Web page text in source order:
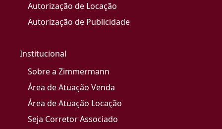
Autorização de Locação
Autorização de Publicidade
Institucional
Sobre a Zimmermann
Área de Atuação Venda
Área de Atuação Locação
Seja Corretor Associado